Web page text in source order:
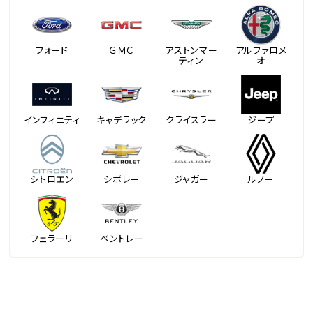
フォード ＧＭＣ アストンマー
ティン
アルファロメ
オ
インフィニティ キャデラック クライスラー ジープ
シトロエン シボレー ジャガー ルノー
フェラーリ ベントレー